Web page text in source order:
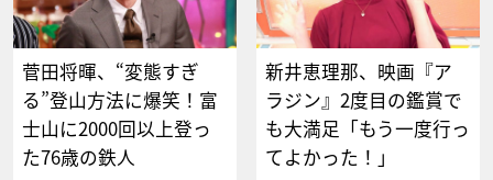
菅田将暉、“変態すぎ
る”登山方法に爆笑！富
士山に2000回以上登っ
た76歳の鉄人
新井恵理那、映画『ア
ラジン』2度目の鑑賞で
も大満足「もう一度行っ
てよかった！」